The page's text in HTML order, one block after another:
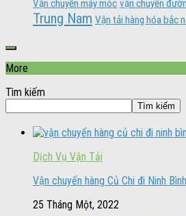
Vận chuyển máy móc vận chuyển
Trung Nam Vận tải hàng hóa bắc
More
Tìm kiếm
Tìm kiếm
Dịch Vụ Vận Tải
Vận chuyển hàng Củ Chi đi Ninh
25 Tháng Một, 2022